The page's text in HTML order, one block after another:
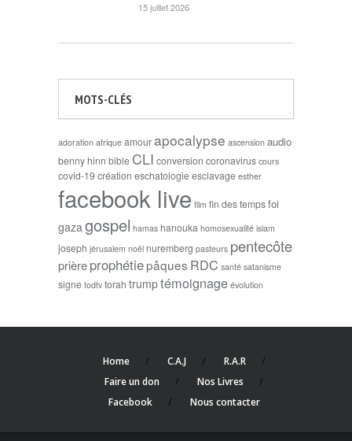
15 juillet 2026
MOTS-CLÉS
adoration afrique amourapocalypse ascension audio
benny hinn bible CLI conversion coronavirus cours
covid-19création eschatologieesclavage esther
facebook live film fin des tempsfoi
gazagospel hamas hanouka homosexualité islam
joseph jérusalem noël nuremberg pasteurs pentecôte
prièreprophétiepâques RDC santé satanisme
signe todtv torah trumptémoignage évolution
Home C.A.J
R.A.R
Faire un don
Nos Livres
Facebook
Nous contacter